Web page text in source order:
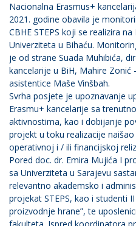
Nacionalna Erasmus+
2021. godine obavila je
CBHE STEPS koji se realizira
Univerziteta u Bihaću.
je od strane Suada Muhibića,
kancelarije u BiH, Mahire Zonić
asistentice Maše Vinšbah.
Svrha posjete je upoznavanje
Erasmu+ kancelarije sa
aktivnostima, kao i dobijanje
projekt u toku realizacije
operativnoj i / ili financijskoj
Pored doc. dr. Emira Mujića I
sa Univerziteta u Sarajevu
relevantno akademsko i
projekat STEPS, kao i studenti
proizvodnje hrane”, te